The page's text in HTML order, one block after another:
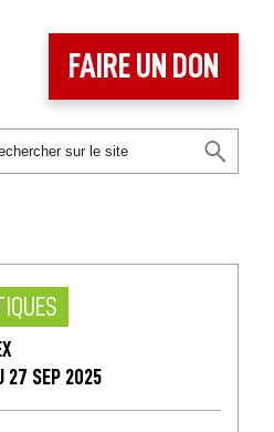
FAIRE UN DON
27 SEP 2025